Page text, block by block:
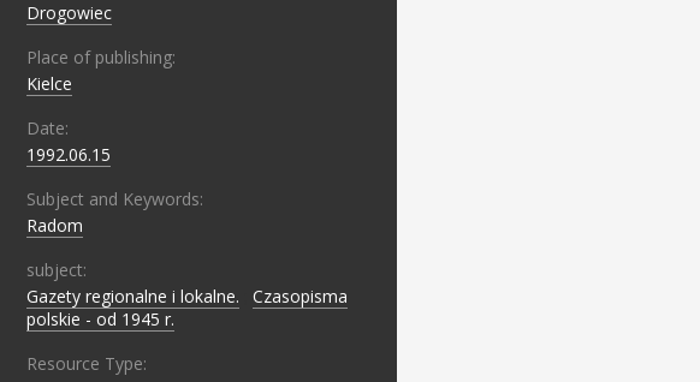
Drogowiec
Place of publishing:
Kielce
Date:
1992.06.15
Subject and Keywords:
Radom
subject:
Gazety regionalne i lokalne.
Czasopisma
polskie - od 1945 r.
Resource Type: